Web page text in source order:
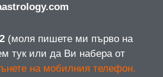
(моля пишете ми първо на
тук или да Ви набера от
на мобилния телефон.